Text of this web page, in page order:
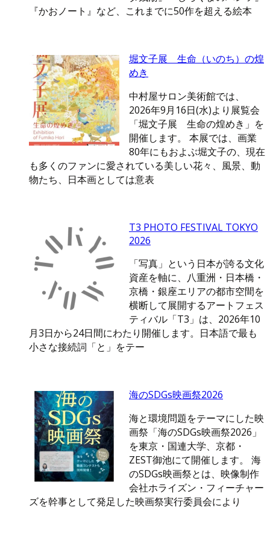
『かおノート』など、これまでに50作を超える絵本
堀文子展 生命（いのち）の煌
めき
中村屋サロン美術館では、
2026年9月16日(水)より展覧会
「堀文子展 生命の煌めき」を
開催します。 本展では、画業
80年にもおよぶ堀文子の、現在
も多くのファンに愛されている美しい花々、風景、動
物たち、日本画としては意表
T3 PHOTO FESTIVAL TOKYO
2026
「写真」という日本が誇る文化
資産を軸に、八重洲・日本橋・
京橋・銀座エリアの都市空間を
横断して展開するアートフェス
ティバル「T3」は、2026年10
月3日から24日間にわたり開催します。日本語で最も
小さな接続詞「と」をテー
海のSDGs映画祭2026
海と環境問題をテーマにした映
画祭「海のSDGs映画祭2026」
を東京・国連大学、京都・
ZEST御池にて開催します。 海
のSDGs映画祭とは、映像制作
会社ホライズン・フィーチャー
ズを幹事として発足した映画祭実行委員会により